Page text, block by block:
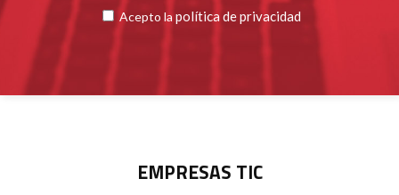
Acepto la política de privacidad
EMPRESAS TIC